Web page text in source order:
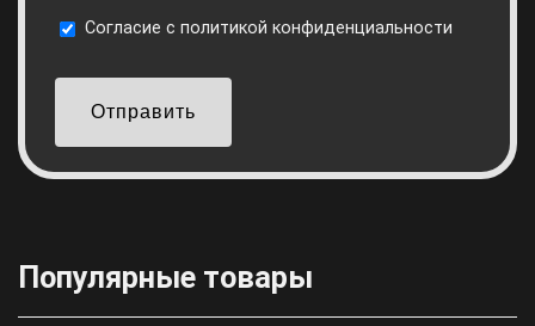
Cогласие сполитикой конфиденциальности
Отправить
Популярные товары